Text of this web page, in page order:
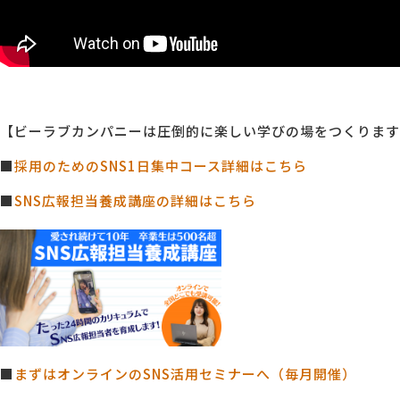
【ビーラブカンパニーは圧倒的に楽しい学びの場をつくりま
■採用のためのSNS1日集中コース詳細はこちら
■SNS広報担当養成講座の詳細はこちら
■ まずはオンラインのSNS活用セミナーへ（毎月開催）